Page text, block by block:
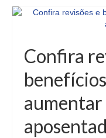
Confira
aumentar